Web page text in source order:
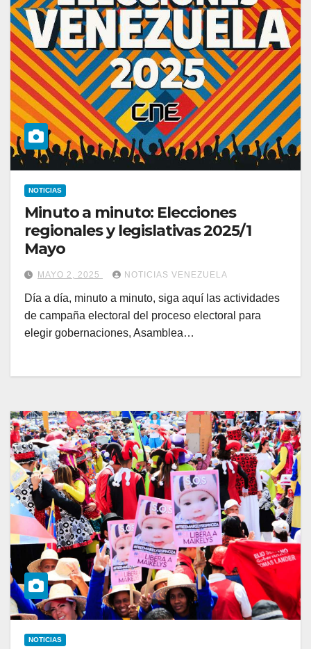
NOTICIAS
Minuto a minuto: Elecciones
regionales y legislativas 2025/1
Mayo
MAYO 2, 2025 NOTICIAS VENEZUELA
Día a día, minuto a minuto, siga aquí las actividades
de campaña electoral del proceso electoral para
elegir gobernaciones, Asamblea…
NOTICIAS